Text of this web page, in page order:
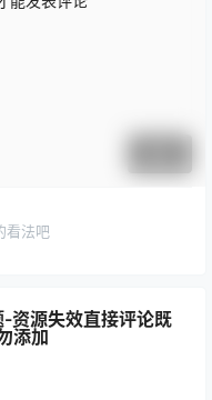
看法吧
资源失效直接评论既
添加